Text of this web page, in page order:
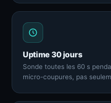
Uptime 30 jours
Sonde toutes les 60 s
micro-coupures, pas